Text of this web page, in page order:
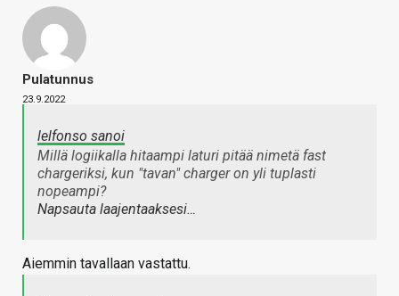
Pulatunnus
23.9.2022
lelfonso sanoi
Millä logiikalla hitaampi laturi pitää nimetä fast
chargeriksi, kun "tavan" charger on yli tuplasti
nopeampi?
Napsauta laajentaaksesi…
Aiemmin tavallaan vastattu.